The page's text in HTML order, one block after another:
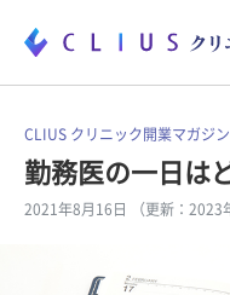
お役立ち資料
開業医のリアル
CLIUS クリニック開業マガジン
勤務医の一日は
2021年8月16日 （更新：2023